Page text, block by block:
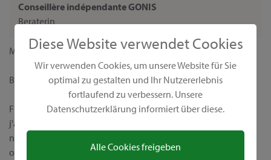
Diese Website verwendet Cookies
Wir verwenden Cookies, um unsere Website für Sie
optimal zu gestalten und Ihr Nutzererlebnis
fortlaufend zu verbessern. Unsere
Datenschutzerklärung informiert über diese.
Alle Cookies freigeben
Conseillère indépendante GONIS
Beraterin
Madame,
Bienvenue sur ma page personnelle de conseillère GONIS !
Fidèle à la devise "Nous rendons le monde plus coloré",
j'aimerais vous présenter nos produits créatifs uniques et leurs
nombreuses possibilités d’application. Chez GONIS, vous
obtiendrez tout auprès d'une source unique, et serez en outre